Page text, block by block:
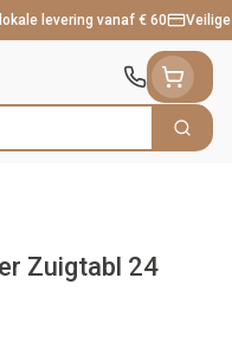
levering vanaf € 60
Zoek
Zuigtabl 24